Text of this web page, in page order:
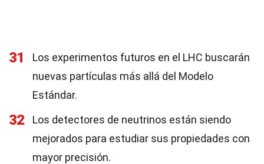
31
Los experimentos futuros en el LHC buscarán
nuevas partículas más allá del Modelo
Estándar.
32
Los detectores de neutrinos están siendo
mejorados para estudiar sus propiedades con
mayor precisión.